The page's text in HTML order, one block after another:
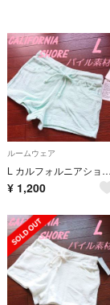
ルームウェア
L カルフォルニアショア パイル素材 ショートパンツ タオル地 グリーン
¥ 1,200